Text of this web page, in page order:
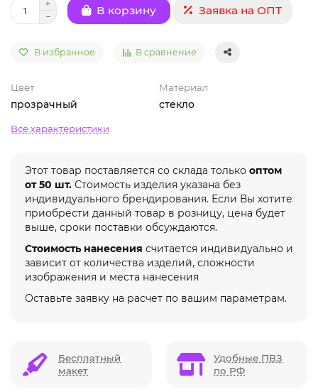
В корзину Заявка на ОПТ
В избранное В сравнение
Цвет
прозрачный
Материал
стекло
Все характеристики
Этот товар поставляется со склада только оптом
от 50 шт. Стоимость изделия указана без
индивидуального брендирования. Если Вы хотите
приобрести данный товар в розницу, цена будет
выше, сроки поставки обсуждаются.
Стоимость нанесения считается индивидуально и
зависит от количества изделий, сложности
изображения и места нанесения
Оставьте заявку на расчет по вашим параметрам.
Бесплатный
макет
Удобные ПВЗ
по РФ